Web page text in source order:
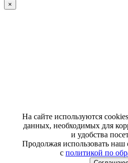
×
На сайте используются
данных, необходимых для
и удобства
Продолжая использовать наш
с политикой по